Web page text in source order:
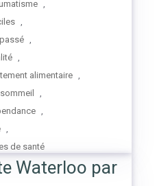
,
,
,
,
alimentaire ,
,
,
,
de santé
Waterloo par